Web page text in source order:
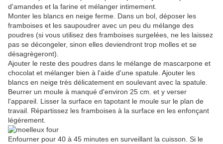
d'amandes et la farine et mélanger intimement.
Monter les blancs en neige ferme. Dans un bol, déposer les
framboises et les saupoudrer avec un peu du mélange des
poudres (si vous utilisez des framboises surgelées, ne les laissez
pas se décongeler, sinon elles deviendront trop molles et se
désagrègeront).
Ajouter le reste des poudres dans le mélange de mascarpone et
chocolat et mélanger bien à l'aide d'une spatule. Ajouter les
blancs en neige très délicatement en soulevant avec la spatule.
Beurrer un moule à manqué d'environ 25 cm. et y verser
l'appareil. Lisser la surface en tapotant le moule sur le plan de
travail. Répartissez les framboises à la surface en les enfonçant
légèrement.
Enfourner pour 40 à 45 minutes en surveillant la cuisson. Si le